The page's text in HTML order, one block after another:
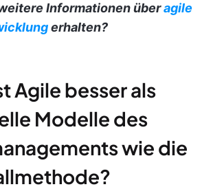
Informationen überagile
erhalten?
Agile besser als
Modelle des
wie die